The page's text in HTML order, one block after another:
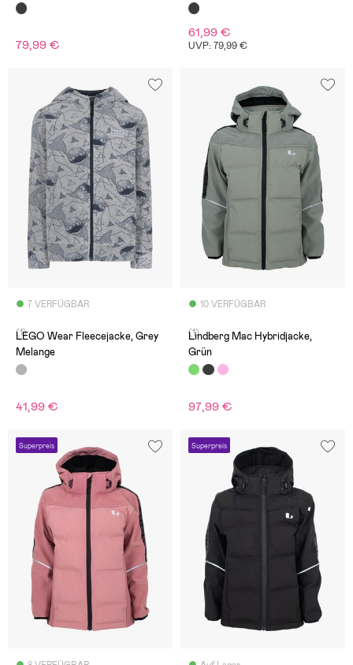
79,99 €
61,99 €
UVP: 79,99 €
7 VERFÜGBAR
(1)
LEGO Wear Fleecejacke, Grey
Melange
41,99 €
10 VERFÜGBAR
(1)
Lindberg Mac Hybridjacke,
Grün
97,99 €
Superpreis Superpreis